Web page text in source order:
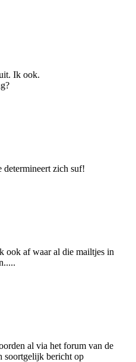
Ik ook.
zich suf!
ook af waar al die mailtjes in
al via het forum van de
soortgelijk bericht op